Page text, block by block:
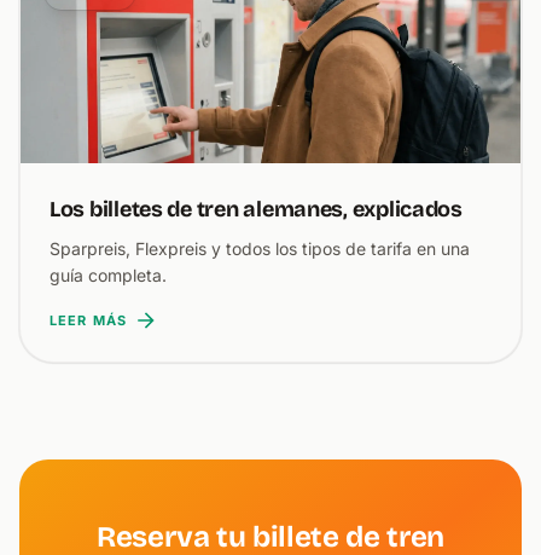
Los billetes de tren alemanes, explicados
Sparpreis, Flexpreis y todos los tipos de tarifa en una
guía completa.
LEER MÁS
Reserva tu billete de tren